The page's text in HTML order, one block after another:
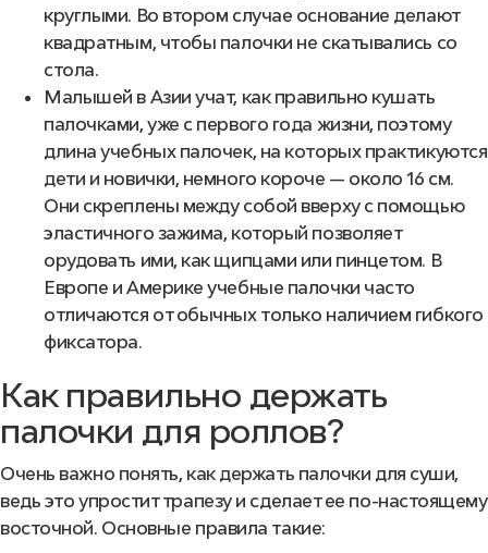
круглыми. Во втором случае основание делают
квадратным, чтобы палочки не скатывались со
стола.
Малышей в Азии учат, как правильно кушать
палочками, уже с первого года жизни, поэтому
длина учебных палочек, на которых практикуются
дети и новички, немного короче — около 16 см.
Они скреплены между собой вверху с помощью
эластичного зажима, который позволяет
орудовать ими, как щипцами или пинцетом. В
Европе и Америке учебные палочки часто
отличаются от обычных только наличием гибкого
фиксатора.
Как правильно держать
палочки для роллов?
Очень важно понять, как держать палочки для суши,
ведь это упростит трапезу и сделает ее по-настоящему
восточной. Основные правила такие: